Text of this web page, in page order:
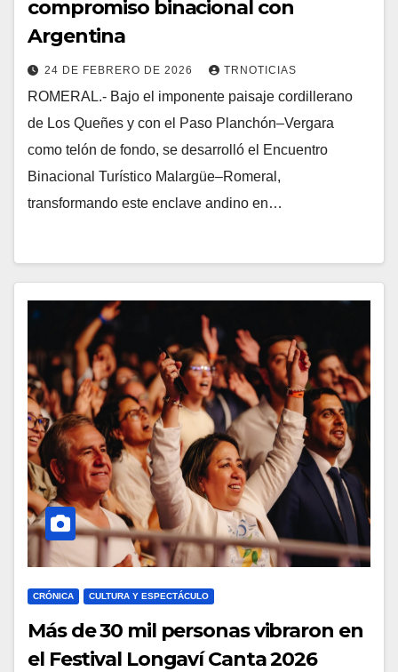
compromiso binacional con
Argentina
24 DE FEBRERO DE 2026 TRNOTICIAS
ROMERAL.- Bajo el imponente paisaje cordillerano
de Los Queñes y con el Paso Planchón–Vergara
como telón de fondo, se desarrolló el Encuentro
Binacional Turístico Malargüe–Romeral,
transformando este enclave andino en…
CRÓNICA CULTURA Y ESPECTÁCULO
Más de 30 mil personas vibraron en
el Festival Longaví Canta 2026